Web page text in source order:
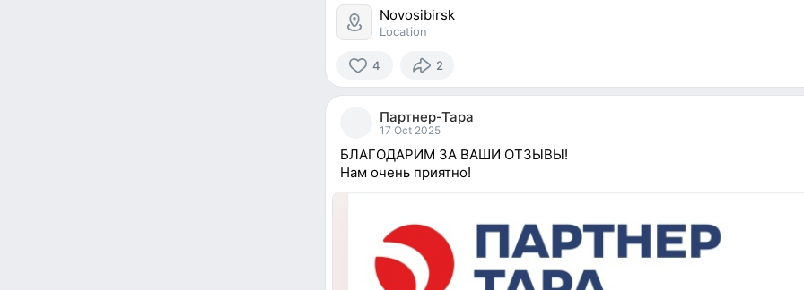
Novosibirsk
Location
4
4
2
Партнер-Тара
17 Oct 2025
БЛАГОДАРИМ ЗА ВАШИ ОТЗЫВЫ!
Нам очень приятно!